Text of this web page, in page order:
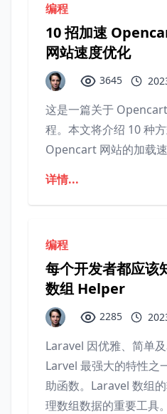
编程
10 招加速
网站速度优化
3645
这是一篇关于
程。本文将介绍 10 种
Opencart 网站的加载速
详情...
编程
每个开发者都应该
数组 Helper
2285
Laravel 因优雅、简单及
Larvel 最强大的特性之
助函数。Laravel 数组
理数组数据的重要工具